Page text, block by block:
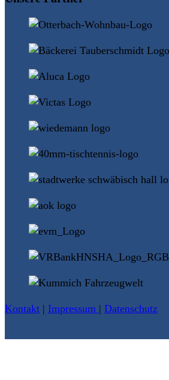
Kontakt | Impressum | Datenschutz